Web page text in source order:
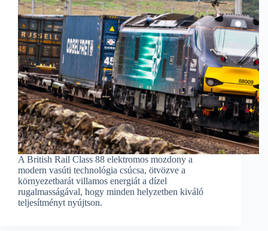
A British Rail Class 88 elektromos mozdony a
modern vasúti technológia csúcsa, ötvözve a
környezetbarát villamos energiát a dízel
rugalmasságával, hogy minden helyzetben kiváló
teljesítményt nyújtson.